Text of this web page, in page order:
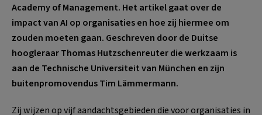
Academy of Management. Het artikel gaat over de
impact van AI op organisaties en hoe zij hiermee om
zouden moeten gaan. Geschreven door de Duitse
hoogleraar Thomas Hutzschenreuter die werkzaam is
aan de Technische Universiteit van München en zijn
buitenpromovendus Tim Lämmermann.
Zij wijzen op vijf aandachtsgebieden die voor organisaties in